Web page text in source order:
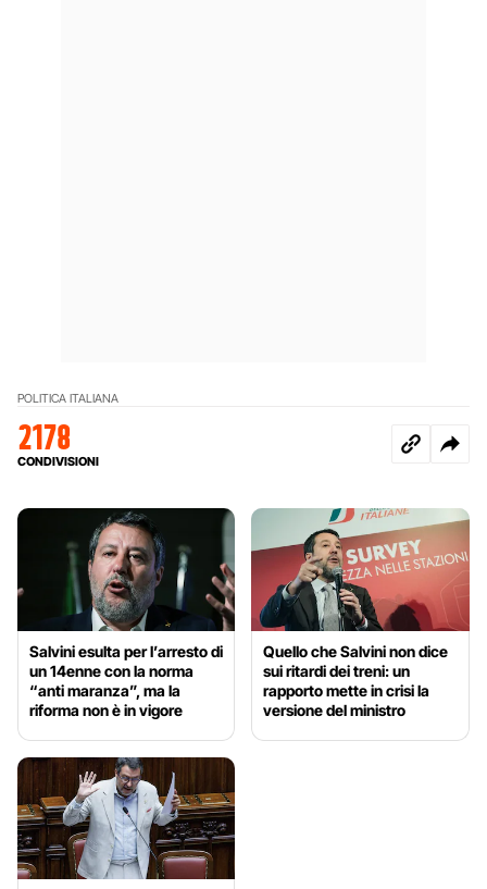
POLITICA ITALIANA
2178
CONDIVISIONI
Salvini esulta per l’arresto di
un 14enne con la norma
“anti maranza”, ma la
riforma non è in vigore
Quello che Salvini non dice
sui ritardi dei treni: un
rapporto mette in crisi la
versione del ministro